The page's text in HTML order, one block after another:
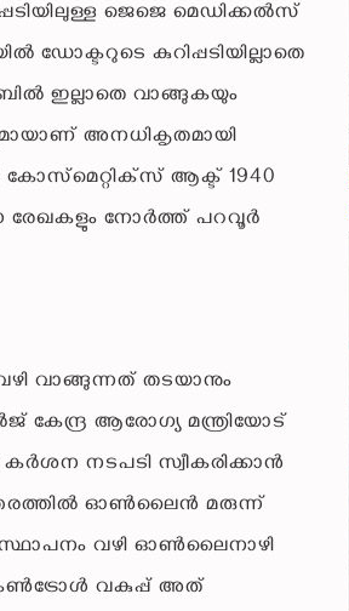
ജെജെ മെഡിക്കല്‍സ്
ഡോക്ടറുടെ കുറിപ്പടിയില്ലാതെ
ബില്‍ ഇല്ലാതെ വാങ്ങുകയും
അനധികൃതമായി
ആക്ട് 1940
രേഖകളും നോര്‍ത്ത് പറവൂര്‍
വാങ്ങുന്നത് തടയാനും
ആരോഗ്യ മന്ത്രിയോട്
കര്‍ശന നടപടി സ്വീകരിക്കാന്‍
ഓണ്‍ലൈന്‍ മരുന്ന്
സ്ഥാപനം വഴി ഓണ്‍ലൈനാഴി
വകുപ്പ് അത്